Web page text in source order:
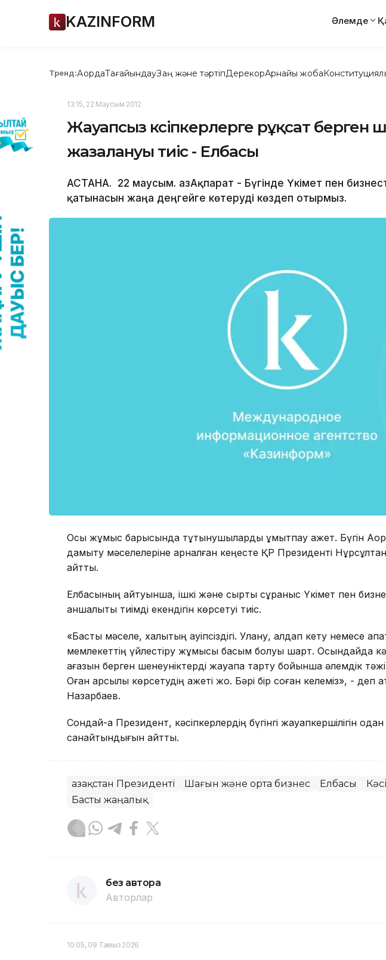
KAZINFORM Әлемде
Тренд:АқордаТағайындауЗаң және тәртіпДерекқорАрнайы жоба
13:15, 22 Маусым 2012
Жауапсыз кәсіпкерлерге рұқсат берген
жазалануы тиіс - Елбасы
АСТАНА. 22 маусым. ҚазАқпарат - Бүгінде Үкімет пен
қатынасын жаңа деңгейге көтеруді көздеп отырмыз.
Осы жұмыс барысында тұтынушыларды ұмытпау қажет. Бүгін
дамыту мәселелеріне арналған кеңесте ҚР Президенті
айтты.
Елбасының айтуынша, ішкі және сыртқы сұраныс Үкімет пен
қаншалықты тиімді екендігін көрсетуі тиіс.
«Басты мәселе, халықтың қауіпсіздігі. Улану, алдап кету немесе
мемлекеттің үйлестіру жұмысы басым болуы шарт. Осындайда
қағазын берген шенеуніктерді жауапқа тарту бойынша әлемдік
Оған қарсылық көрсетудің қажеті жоқ. Бәрі бір соған келеміз», - деп
Назарбаев.
Сондай-ақ Президент, кәсіпкерлердің бүгінгі жауапкершілігін
санайтындығын айтты.
Қазақстан Президенті Шағын және орта бизнес Елбасы
Басты жаңалық
без автора
Авторлар
10:05, 09 Тамыз 2026